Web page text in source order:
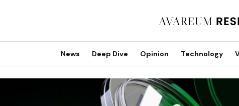
News Deep Dive Opinion Technology